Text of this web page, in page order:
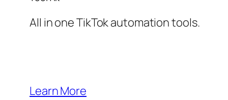
All in one TikTok automation tools.
Learn More